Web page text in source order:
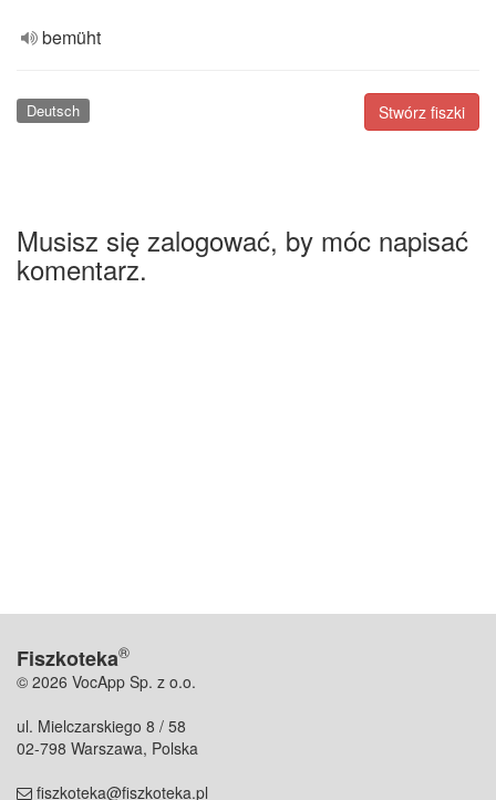
bemüht
Stwórz fiszki
Deutsch
Musisz się zalogować, by móc napisać
komentarz.
Fiszkoteka®
© 2026 VocApp Sp. z o.o.
ul. Mielczarskiego 8 / 58
02-798 Warszawa, Polska
fiszkoteka@fiszkoteka.pl